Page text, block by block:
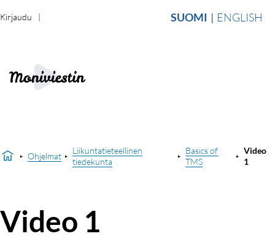
SUOMI ENGLISH
Kirjaudu
Ohjelmat
Liikuntatieteellinen
tiedekunta
Basics of
TMS
Video
1
Video 1